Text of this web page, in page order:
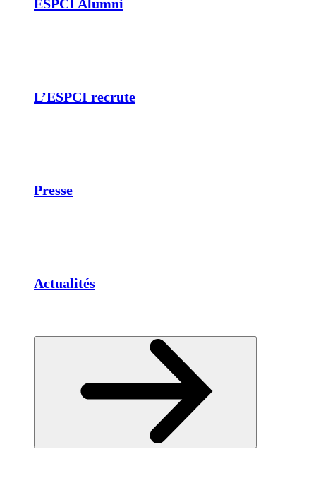
ESPCI Alumni
L’ESPCI recrute
Presse
Actualités